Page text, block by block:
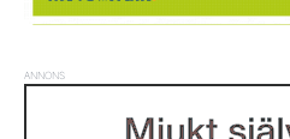
ANNONS